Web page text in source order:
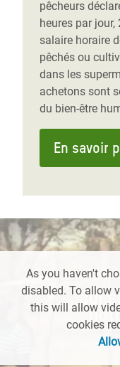
pêcheurs
heures par
salaire horaire
pêchés ou
dans les
achetons sont
du bien-être
En savoir
As you haven't
disabled. To allow
this will allow
cookies